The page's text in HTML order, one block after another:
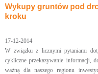
Wykupy gruntów pod
kroku
17-12-2014
W związku z licznymi pytaniami
cykliczne przekazywanie informacji,
ważną dla naszego regionu